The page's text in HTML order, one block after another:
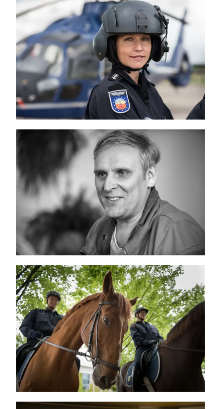
Fliegerstaffel Bundespolizei
Jan Bredack Interview
Reiterstaffel – Bundespolizei